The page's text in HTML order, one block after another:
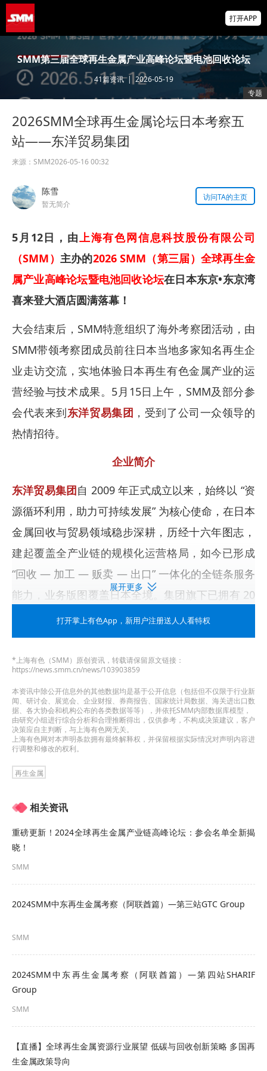
为有色行业打造的神器
前7个月机电产品进出口大幅走高！集成电路
出口近乎翻倍！【SMM专题】
打开APP
SMM第三届全球再生金属产业高峰论坛暨电池回收论坛
41篇资讯| 2026-05-19
专题
2026SMM全球再生金属论坛日本考察五
站——东洋贸易集团
来源： SMM2026-05-16 00:32
陈雪
暂无简介
访问TA的主页
5月12日，由上海有色网信息科技股份有限公司
（SMM） 主办的2026 SMM（第三届）全球再生金
属产业高峰论坛暨电池回收论坛在日本东京•东京湾
喜来登大酒店圆满落幕！
大会结束后，SMM特意组织了海外考察团活动，由
SMM带领考察团成员前往日本当地多家知名再生企
业走访交流，实地体验日本再生有色金属产业的运
营经验与技术成果。5月15日上午，SMM及部分参
会代表来到东洋贸易集团 ，受到了公司一众领导的
热情招待。
企业简介
东洋贸易集团自 2009 年正式成立以来，始终以 “资
源循环利用，助力可持续发展” 为核心使命，在日本
金属回收与贸易领域稳步深耕，历经十六年图志，
建起覆盖全产业链的规模化运营格局，如今已形成
“回收 — 加工 — 贩卖 — 出口” 一体化的全链条服务
能力，业务版图覆盖日本全境。集团旗下已拥有 20
多家专业化子公司，分别专注于废铜废铝回收、提
炼、加工及国际贸易等细分领域。同时，集团汇聚
了 300 名具备丰富行业经验的专业人才，从供应链
管理到国际贸易洽谈，全方位保障业务的高效运转
与服务品质的稳定输出。​年产铜 2.5 万吨，铝 2.5
万吨，铁 10 万吨，其他25万吨。年销售额 700 亿
日元。成为日本金属回收行业中规模庞大、信誉卓
东洋贸易集团严格按照国际标准建立质量管理体
系，并成功通过ISO9001 国际质量管理体系认证，
这标志着集团在质量管理、流程管控、客户服务等
质保障。​
展开更多
打开掌上有色App ，新用户注册送人人看特权
*上海有色（SMM）原创资讯，转载请保留原文链接：
https://news.smm.cn/news/103903859
本资讯中除公开信息外的其他数据均是基于公开信息（包括但不仅限于行业新
闻、研讨会、展览会、企业财报、券商报告、国家统计局数据、海关进出口数
据、各大协会和机构公布的各类数据等等），并依托SMM内部数据库模型，
由研究小组进行综合分析和合理推断得出，仅供参考，不构成决策建议，客户
决策应自主判断，与上海有色网无关。
上海有色网对本声明条款拥有最终解释权，并保留根据实际情况对声明内容进
行调整和修改的权利。
再生金属
相关资讯
重磅更新！2024全球再生金属产业链高峰论坛：参会名单全新揭
晓！
SMM
2024SMM中东再生金属考察（阿联酋篇）—第三站GTC Group
SMM
2024SMM中东再生金属考察（阿联酋篇）—第四站SHARIF
Group
SMM
【直播】全球再生金属资源行业展望 低碳与回收创新策略 多国再
生金属政策导向